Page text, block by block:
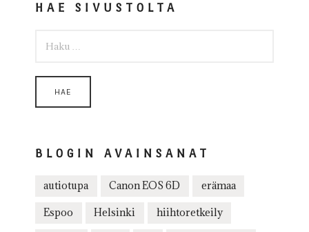
HAE SIVUSTOLTA
BLOGIN AVAINSANAT
autiotupa Canon EOS 6D erämaa
Espoo Helsinki hiihtoretkeily